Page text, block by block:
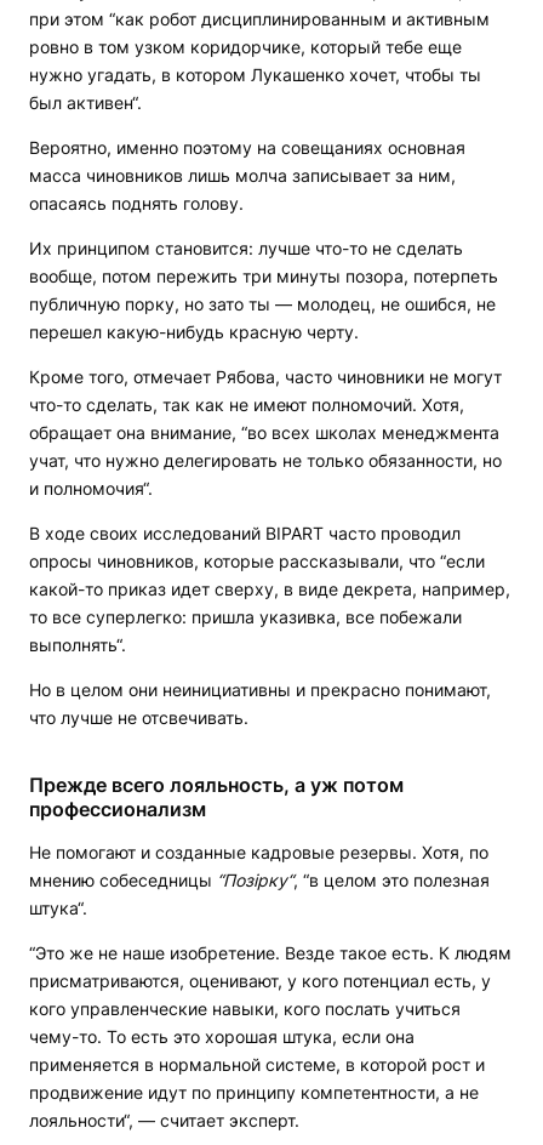
при этом “как робот дисциплинированным и активным
ровно в том узком коридорчике, который тебе еще
нужно угадать, в котором Лукашенко хочет, чтобы ты
был активен“.
Вероятно, именно поэтому на совещаниях основная
масса чиновников лишь молча записывает за ним,
опасаясь поднять голову.
Их принципом становится: лучше что-то не сделать
вообще, потом пережить три минуты позора, потерпеть
публичную порку, но зато ты — молодец, не ошибся, не
перешел какую-нибудь красную черту.
Кроме того, отмечает Рябова, часто чиновники не могут
что-то сделать, так как не имеют полномочий. Хотя,
обращает она внимание, “во всех школах менеджмента
учат, что нужно делегировать не только обязанности, но
и полномочия“.
В ходе своих исследований BIPART часто проводил
опросы чиновников, которые рассказывали, что “если
какой-то приказ идет сверху, в виде декрета, например,
то все суперлегко: пришла указивка, все побежали
выполнять“.
Но в целом они неинициативны и прекрасно понимают,
что лучше не отсвечивать.
Прежде всего лояльность, а уж потом
профессионализм
Не помогают и созданные кадровые резервы. Хотя, по
мнению собеседницы “Позірку“, “в целом это полезная
штука“.
“Это же не наше изобретение. Везде такое есть. К людям
присматриваются, оценивают, у кого потенциал есть, у
кого управленческие навыки, кого послать учиться
чему-то. То есть это хорошая штука, если она
применяется в нормальной системе, в которой рост и
продвижение идут по принципу компетентности, а не
лояльности“, — считает эксперт.